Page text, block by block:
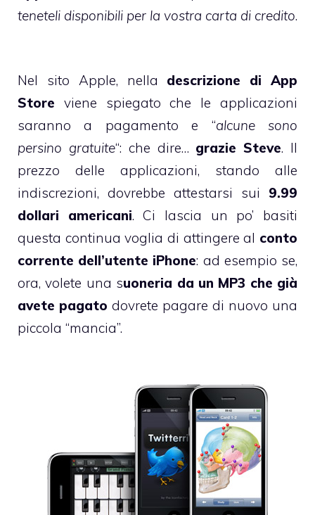
teneteli disponibili per la vostra carta di credito.
Nel sito Apple, nella descrizione di App
Store viene spiegato che le applicazioni
saranno a pagamento e “alcune sono
persino gratuite“: che dire… grazie Steve. Il
prezzo delle applicazioni, stando alle
indiscrezioni, dovrebbe attestarsi sui 9.99
dollari americani. Ci lascia un po’ basiti
questa continua voglia di attingere al conto
corrente dell’utente iPhone: ad esempio se,
ora, volete una suoneria da un MP3 che già
avete pagato dovrete pagare di nuovo una
piccola “mancia”.